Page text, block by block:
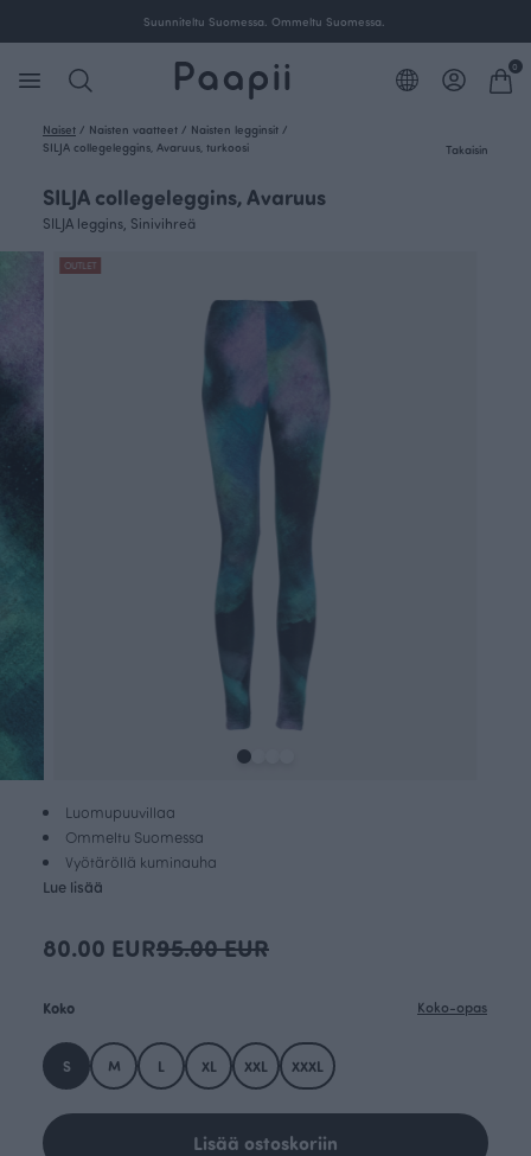
Ilmainen toimitus yli 100 € tilauksille Suomessa.
0
Naiset / Naisten vaatteet / Naisten legginsit /
SILJA collegeleggins, Avaruus, turkoosi
Takaisin
SILJA collegeleggins, Avaruus
SILJA leggins, Sinivihreä
OUTLET
Luomupuuvillaa
Ommeltu Suomessa
Vyötäröllä kuminauha
Lue lisää
80.00 EUR95.00 EUR
Koko Koko-opas
S M L XL XXL XXXL
Lisää ostoskoriin